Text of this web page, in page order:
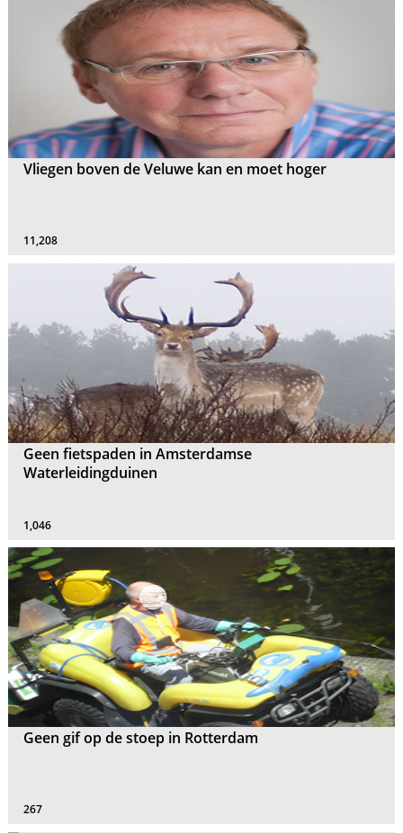
Vliegen boven de Veluwe kan en moet hoger
11,208
Geen fietspaden in Amsterdamse
Waterleidingduinen
1,046
Geen gif op de stoep in Rotterdam
267